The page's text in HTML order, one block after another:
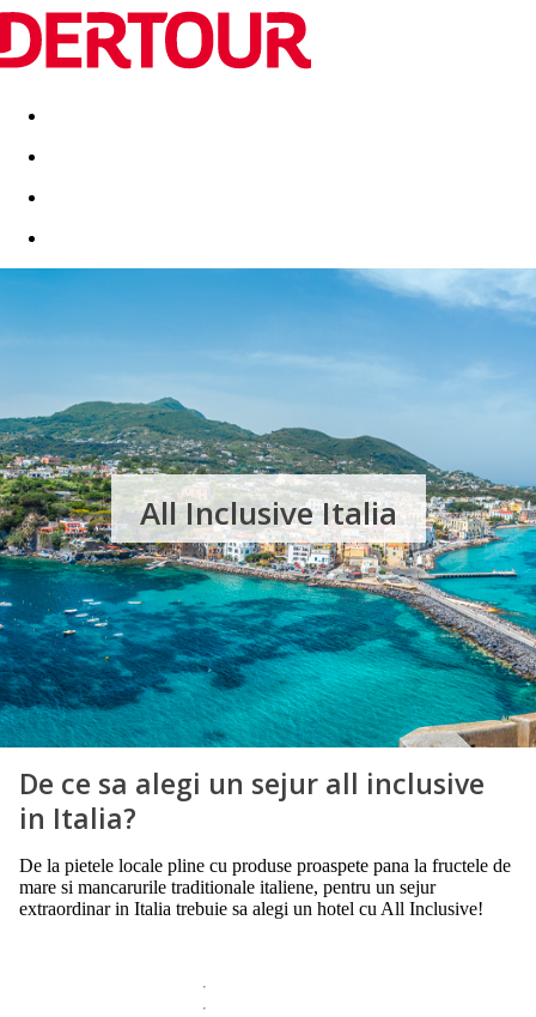
Destinatii Vacanta perfecta OFERTE DE NERATAT
All Inclusive Italia
De ce sa alegi un sejur all inclusive
in Italia?
De la pietele locale pline cu produse proaspete pana la fructele de
mare si mancarurile traditionale italiene, pentru un sejur
extraordinar in Italia trebuie sa alegi un hotel cu All Inclusive!